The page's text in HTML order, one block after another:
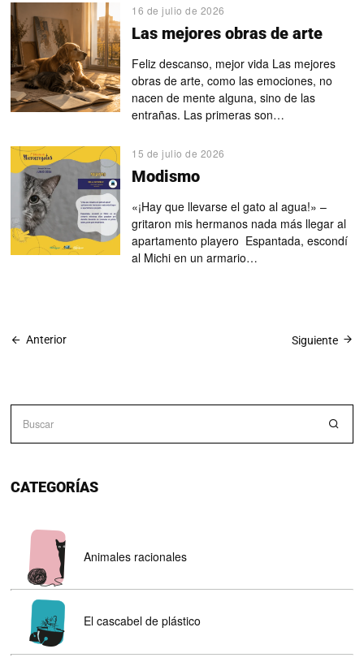
16 de julio de 2026
Las mejores obras de arte
Feliz descanso, mejor vida Las mejores
obras de arte, como las emociones, no
nacen de mente alguna, sino de las
entrañas. Las primeras son…
15 de julio de 2026
Modismo
«¡Hay que llevarse el gato al agua!» –
gritaron mis hermanos nada más llegar al
apartamento playero Espantada, escondí
al Michi en un armario…
Anterior Siguiente
CATEGORÍAS
Animales racionales
El cascabel de plástico